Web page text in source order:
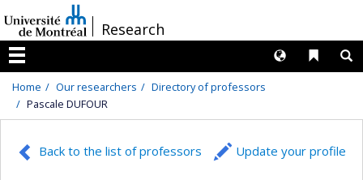
au
contenu
/Research
Menu
Liens
Langues
Home Our researchers
Directory of professors
Pascale DUFOUR
Back to the list of professors Update your profile